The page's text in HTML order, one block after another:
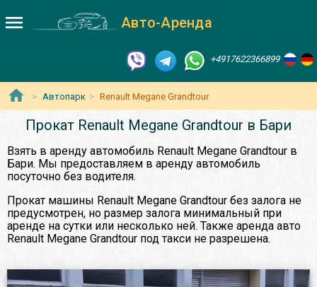
Авто-Аренда
+4917622366899
Автопарк Renault Megane Grandtour
Прокат Renault Megane Grandtour в Бари
Взять в аренду автомобиль Renault Megane Grandtour в
Бари. Мы предоставляем в аренду автомобиль
посуточно без водителя.
Прокат машины Renault Megane Grandtour без залога не
предусмотрен, но размер залога минимальный при
аренде на сутки или несколько ней. Также аренда авто
Renault Megane Grandtour под такси не разрешена.